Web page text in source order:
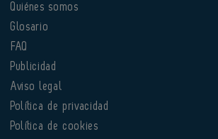
Quiénes somos
Glosario
FAQ
Publicidad
Aviso legal
Política de privacidad
Política de cookies